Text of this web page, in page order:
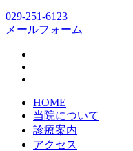
029-251-6123
メールフォーム
HOME
当院について
診療案内
アクセス